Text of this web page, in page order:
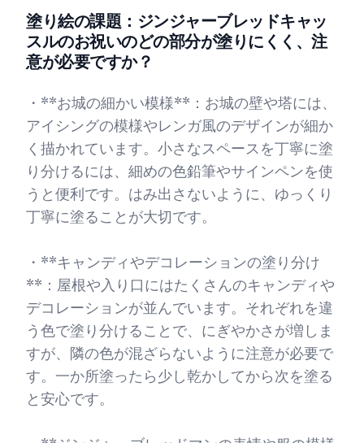
塗り絵の課題：ジンジャーブレッドキャッ
スルのお祝いのどの部分が塗りにくく、注
意が必要ですか？
・**お城の細かい模様**：お城の壁や塔には、
アイシングの模様やレンガ風のデザインが細か
く描かれています。小さなスペースを丁寧に塗
り分けるには、細めの色鉛筆やサインペンを使
うと便利です。はみ出さないように、ゆっくり
丁寧に塗ることが大切です。
・**キャンディやデコレーションの塗り分け
**：屋根や入り口にはたくさんのキャンディや
デコレーションが並んでいます。それぞれを違
う色で塗り分けることで、にぎやかさが増しま
すが、隣の色が混ざらないように注意が必要で
す。一か所塗ったら少し乾かしてから次を塗る
と安心です。